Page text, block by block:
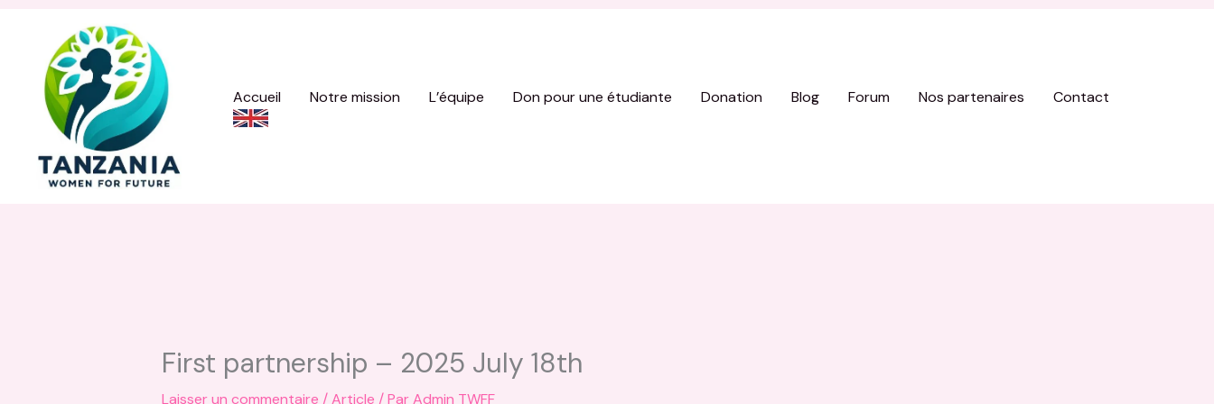
contenu
Accueil
Notre mission L’équipe Don pour une étudiante Donation Blog Forum Nos partenaires Contact
First partnership – 2025 July 18th
Laisser un commentaire /Article / ParAdmin TWFF